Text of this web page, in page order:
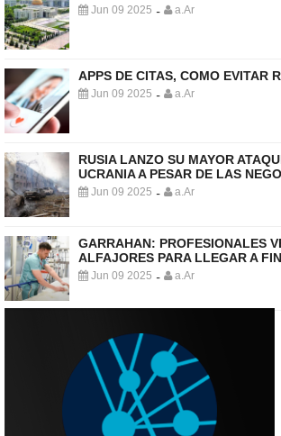
Jun 09 2025 - a.Ar
APPS DE CITAS, COMO EVITAR
Jun 09 2025 - a.Ar
RUSIA LANZO SU MAYOR
UCRANIA A PESAR DE LAS
Jun 09 2025 - a.Ar
GARRAHAN: PROFESIONALES
ALFAJORES PARA LLEGAR A
Jun 09 2025 - a.Ar